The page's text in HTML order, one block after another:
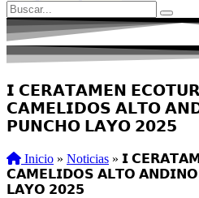
𝗜 𝗖𝗘𝗥𝗔𝗧𝗔𝗠𝗘𝗡
𝗖𝗔𝗠𝗘𝗟𝗜𝗗𝗢𝗦 𝗔𝗟𝗧𝗢
𝗣𝗨𝗡𝗖𝗛𝗢 𝗟𝗔𝗬𝗢 𝟮𝟬𝟮𝟱
Inicio » Noticias » 𝗜
𝗖𝗔𝗠𝗘𝗟𝗜𝗗𝗢𝗦 𝗔𝗟𝗧𝗢
𝗟𝗔𝗬𝗢 𝟮𝟬𝟮𝟱